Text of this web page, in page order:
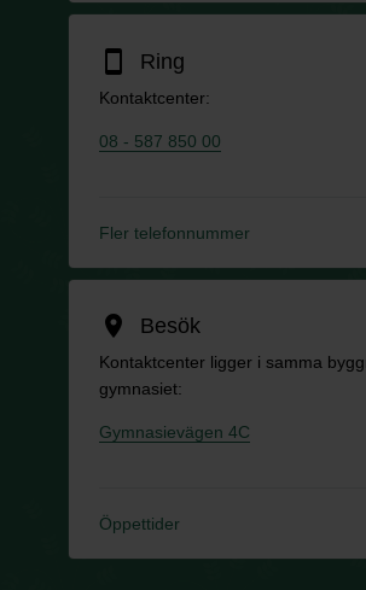
smartphone Ring
Kontaktcenter:
08 - 587 850 00
Fler telefonnummer
location_on Besök
Kontaktcenter ligger i samma
gymnasiet:
Gymnasievägen 4C
Öppettider